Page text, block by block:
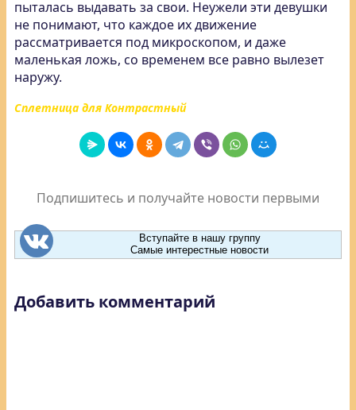
пыталась выдавать за свои. Неужели эти девушки
не понимают, что каждое их движение
рассматривается под микроскопом, и даже
маленькая ложь, со временем все равно вылезет
наружу.
Сплетница для Контрастный
Подпишитесь и получайте новости первыми
Вступайте в нашу группу
Самые интерестные новости
Добавить комментарий